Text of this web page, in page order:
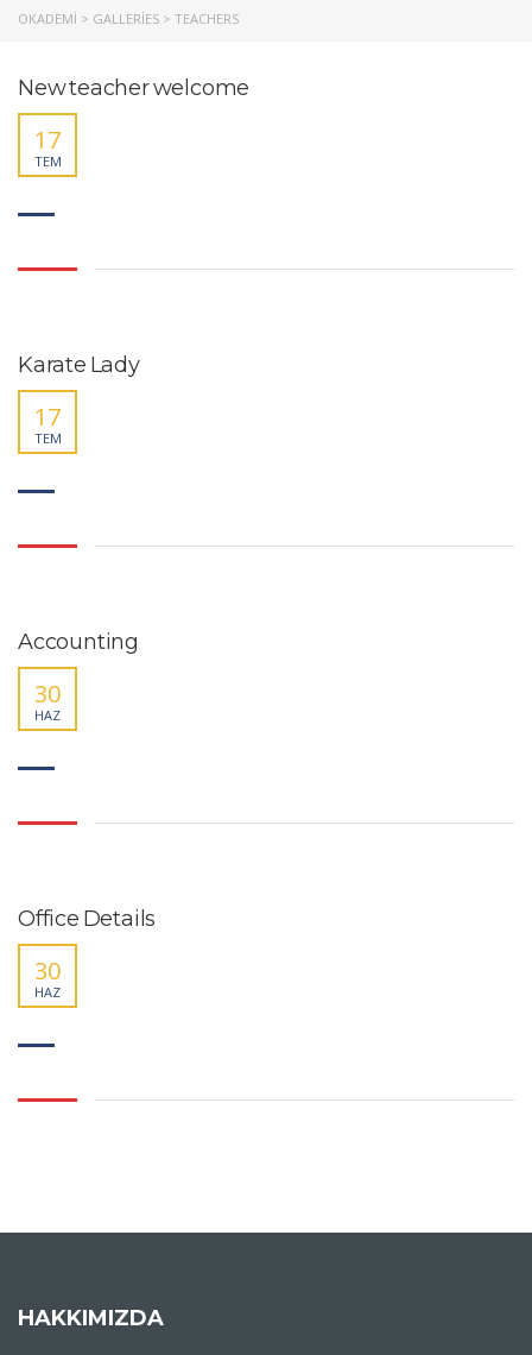
OKADEMI > GALLERIES > TEACHERS
New teacher welcome
17
TEM
Karate Lady
17
TEM
Accounting
30
HAZ
Office Details
30
HAZ
HAKKIMIZDA